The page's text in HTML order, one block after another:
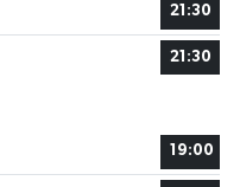
21:30
21:30
19:00